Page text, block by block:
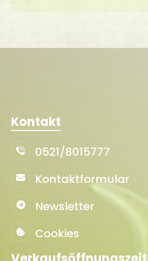
Kontakt
0521/8015777
Kontaktformular
Newsletter
Cookies